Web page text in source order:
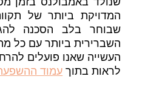
המדויקת ביותר של
שבוחר בלב הסכנה
השברירית ביותר עם כל
העשייה שאנו פועלים
לראות בתוך עמוד